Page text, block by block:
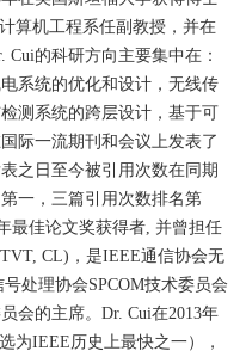
算机工程系任副教授，并在
Cui的科研方向主要集中在：
系统的优化和设计，无线传
测系统的跨层设计，基于可
际一流期刊和会议上发表了
之日至今被引用次数在同期
一，三篇引用次数排名第
最佳论文奖获得者 并曾担任
CL) ，是IEEE通信协会无
号处理协会SPCOM技术委员会
会的主席。 Dr. Cui在2013年
为IEEE 历史上最快之一），